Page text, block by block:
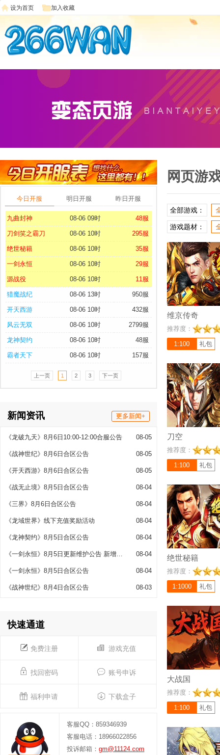
设为首页 加入收藏
今日开服 明日开服 昨日开服
九曲封神 08-06 09时 48服
刀剑笑之霸刀 08-06 10时 295服
绝世秘籍 08-06 10时 35服
一剑永恒 08-06 10时 29服
源战役 08-06 10时 11服
猎魔战纪 08-06 13时 950服
开天西游 08-06 10时 432服
风云无双 08-06 10时 2799服
龙神契约 08-06 10时 48服
霸者天下 08-06 10时 157服
上一页 1 2 3 下一页
新闻资讯 更多新闻+
《龙破九天》8月6日10:00-12:00合服公告 08-05
《战神世纪》8月6日合区公告 08-05
《开天西游》8月6日合区公告 08-05
《战无止境》8月5日合区公告 08-04
《三界》8月6日合区公告 08-04
《龙域世界》线下充值奖励活动 08-04
《龙神契约》8月5日合区公告 08-04
08-04
《一剑永恒》8月5日合区公告 08-04
《战神世纪》8月4日合区公告 08-03
快速通道
免费注册 游戏充值
找回密码 账号申诉
福利申请 下载盒子
客服QQ：859346939
客服电话：18966022856
投诉邮箱： gm@11124.com
网页游
全部游戏：
游戏题材：
《维京传奇》是一
斗传奇网页游戏,画
极佳，游戏延续了
业设置,并融合了最
多彩的系统,爽快淋
能够充分的体验到
维京传奇
推荐度：
1:100 礼包
充值比例 1:100
《刀空（1折）》是
网页游戏，设定在
魔法。颠覆认知，
凰族战灵觉醒。在
体质颠覆神话，快
刀空
推荐度：
1:100 礼包
充值比例 1:1000
《绝世秘籍》经典
变版！是真的白嫖
爽体验！所有装备
白嫖，灵符兑换秒
爽！赶快喊上你的
经典吧！
绝世秘籍
推荐度：
1:1000 礼包
充值比例 1:100
《大战国》是一款
类网页游戏。该游
法，同时拥有丰富
丽的技能，丰富多
率。是一款真正的
回收钻石花不完，
样升满！所有装备
努力杀boss，一分
佬！
大战国
推荐度：
1:100 礼包
充值比例 1:10
《灵武世界0.05折
网游，以未来时期
人类坚韧不拔，反
充满了对未来科技